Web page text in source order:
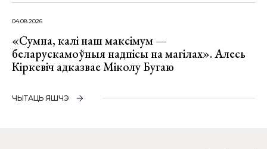
04.08.2026
«Сумна, калі наш максімум —
беларускамоўныя надпісы на магілах». Алесь
Кіркевіч адказвае Міколу Бугаю
ЧЫТАЦЬ ЯШЧЭ